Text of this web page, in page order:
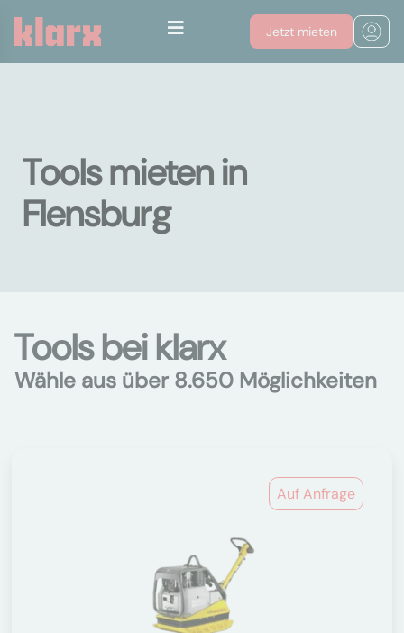
Jetzt mieten
Tools mieten in
Flensburg
Tools bei klarx
Wähle aus über 8.650 Möglichkeiten
Auf Anfrage